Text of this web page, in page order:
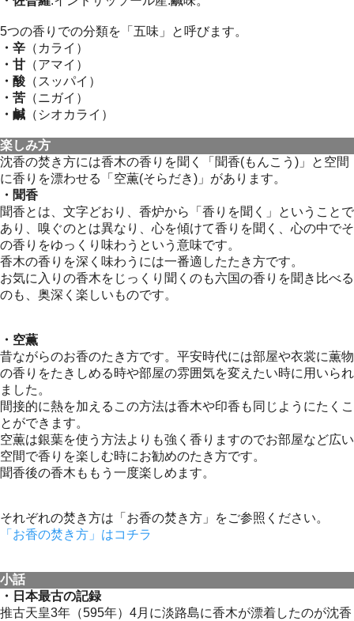
5つの香りでの分類を「五味」と呼びます。
・辛 （カライ）
・甘 （アマイ）
・酸 （スッパイ）
・苦 （ニガイ）
・鹹 （シオカライ）
楽しみ方
沈香の焚き方には香木の香りを聞く「聞香(もんこう)」と空間
に香りを漂わせる「空薫(そらだき)」があります。
・聞香
聞香とは、文字どおり、香炉から「香りを聞く」ということで
あり、嗅ぐのとは異なり、心を傾けて香りを聞く、心の中でそ
の香りをゆっくり味わうという意味です。
香木の香りを深く味わうには一番適したたき方です。
お気に入りの香木をじっくり聞くのも六国の香りを聞き比べる
のも、奥深く楽しいものです。
・空薫
昔ながらのお香のたき方です。平安時代には部屋や衣裳に薫物
の香りをたきしめる時や部屋の雰囲気を変えたい時に用いられ
ました。
間接的に熱を加えるこの方法は香木や印香も同じようにたくこ
とができます。
空薫は銀葉を使う方法よりも強く香りますのでお部屋など広い
空間で香りを楽しむ時にお勧めのたき方です。
聞香後の香木ももう一度楽しめます。
それぞれの焚き方は「お香の焚き方」をご参照ください。
「お香の焚き方」はコチラ
小話
・日本最古の記録
推古天皇3年（595年）4月に淡路島に香木が漂着したのが沈香